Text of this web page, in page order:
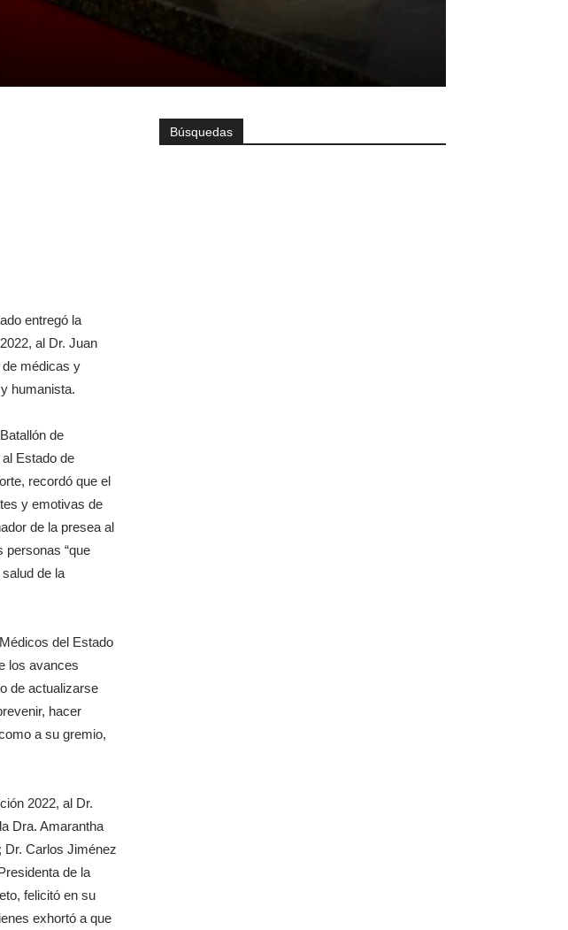
entregó la
al Dr. Juan
médicas y
humanista.
de
Estado de
recordó que el
y emotivas de
de la presea al
personas “que
de la
del Estado
los avances
de actualizarse
hacer
a su gremio,
2022, al Dr.
Dra. Amarantha
Dr. Carlos Jiménez
de la
felicitó en su
exhortó a que
Búsquedas